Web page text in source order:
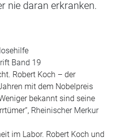
nie daran erkranken.
Band 19
Robert Koch – der
mit dem Nobelpreis
bekannt sind seine
Rheinischer Merkur
im Labor. Robert Koch und